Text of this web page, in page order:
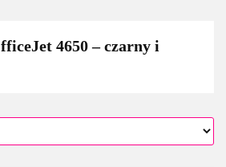
4650 – czarny i